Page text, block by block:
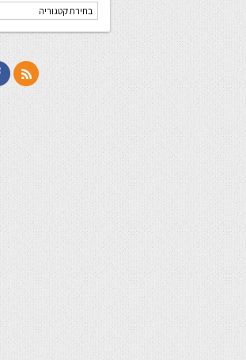
קטגוריות
מתכונים